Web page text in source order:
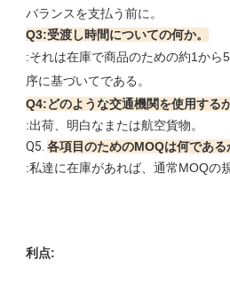
バランスを支払う前に。
Q3:受渡し時間についての何か。
:それは在庫で商品のための約1か
序に基づいてである。
Q4:どのような交通機関を使用するか
:出荷、明白なまたは航空貨物。
Q5. 各項目のためのMOQは何である
:私達に在庫があれば、通常MOQの
利点: